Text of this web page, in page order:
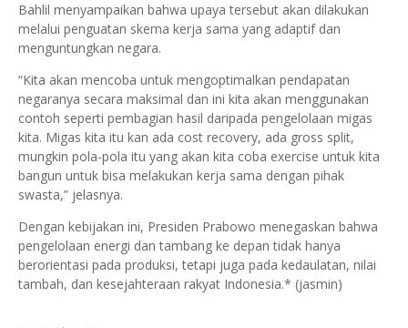
Bahlil menyampaikan bahwa upaya tersebut akan dilakukan
melalui penguatan skema kerja sama yang adaptif dan
menguntungkan negara.
“Kita akan mencoba untuk mengoptimalkan pendapatan
negaranya secara maksimal dan ini kita akan menggunakan
contoh seperti pembagian hasil daripada pengelolaan migas
kita. Migas kita itu kan ada cost recovery, ada gross split,
mungkin pola-pola itu yang akan kita coba exercise untuk kita
bangun untuk bisa melakukan kerja sama dengan pihak
swasta,” jelasnya.
Dengan kebijakan ini, Presiden Prabowo menegaskan bahwa
pengelolaan energi dan tambang ke depan tidak hanya
berorientasi pada produksi, tetapi juga pada kedaulatan, nilai
tambah, dan kesejahteraan rakyat Indonesia.* (jasmin)